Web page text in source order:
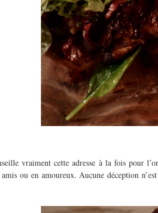
vraiment cette adresse à la fois pour
ou en amoureux. Aucune déception